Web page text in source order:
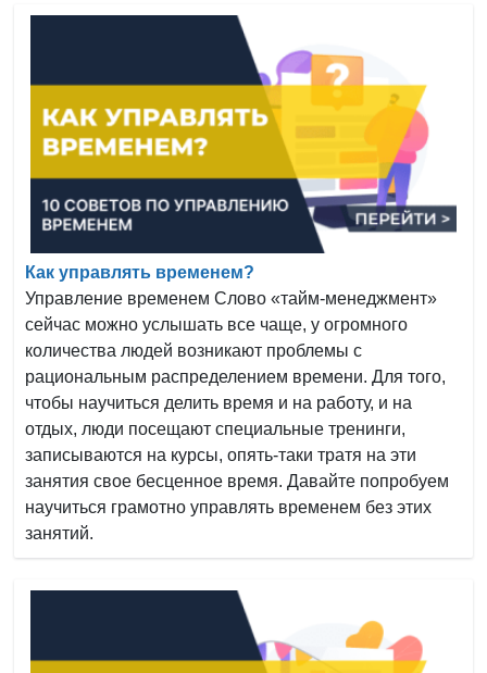
Как управлять временем?
Управление временем Слово «тайм-менеджмент»
сейчас можно услышать все чаще, у огромного
количества людей возникают проблемы с
рациональным распределением времени. Для того,
чтобы научиться делить время и на работу, и на
отдых, люди посещают специальные тренинги,
записываются на курсы, опять-таки тратя на эти
занятия свое бесценное время. Давайте попробуем
научиться грамотно управлять временем без этих
занятий.